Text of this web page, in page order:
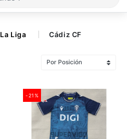
La Liga Cádiz CF
-21%